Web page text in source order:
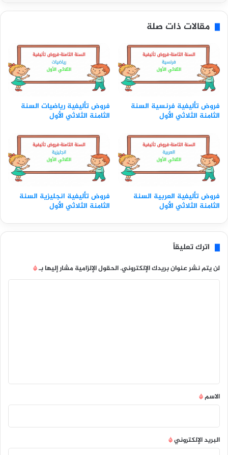
مقالات ذات صلة
فروض تأليفية فرنسية السنة
الثامنة الثلاثي الأول
فروض تأليفية رياضيات السنة
الثامنة الثلاثي الأول
فروض تأليفية العربية السنة
الثامنة الثلاثي الأول
فروض تأليفية انجليزية السنة
الثامنة الثلاثي الأول
اترك تعليقاً
لن يتم نشر عنوان بريدك الإلكتروني.الحقول الإلزامية مشار إليها بـ*
*
الاسم*
البريد الإلكتروني*